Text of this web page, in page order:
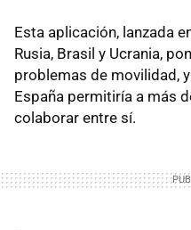
Esta aplicación, lanzada
Rusia, Brasil y Ucrania,
problemas de movilidad,
España permitiría a más
colaborar entre sí.